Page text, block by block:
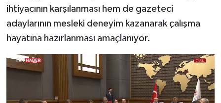
ihtiyacının karşılanması hem de gazeteci
adaylarının mesleki deneyim kazanarak çalışma
hayatına hazırlanması amaçlanıyor.